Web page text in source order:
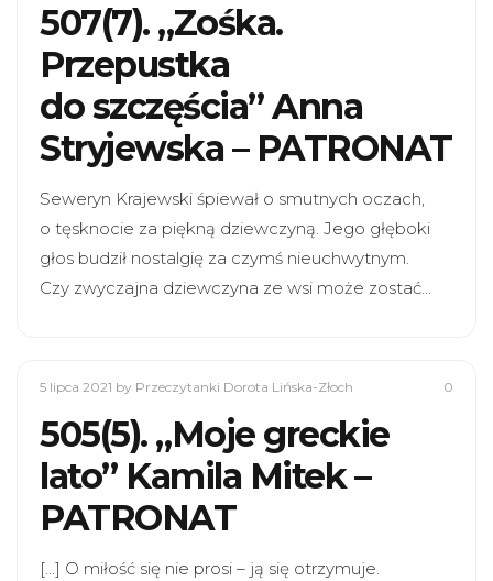
507(7). „Zośka.
Przepustka
do szczęścia” Anna
Stryjewska – PATRONAT
Seweryn Krajewski śpiewał o smutnych oczach,
o tęsknocie za piękną dziewczyną. Jego głęboki
głos budził nostalgię za czymś nieuchwytnym.
Czy zwyczajna dziewczyna ze wsi może zostać…
5 lipca 2021 by Przeczytanki Dorota Lińska-Złoch 0
505(5). „Moje greckie
lato” Kamila Mitek –
PATRONAT
[…] O miłość się nie prosi – ją się otrzymuje.